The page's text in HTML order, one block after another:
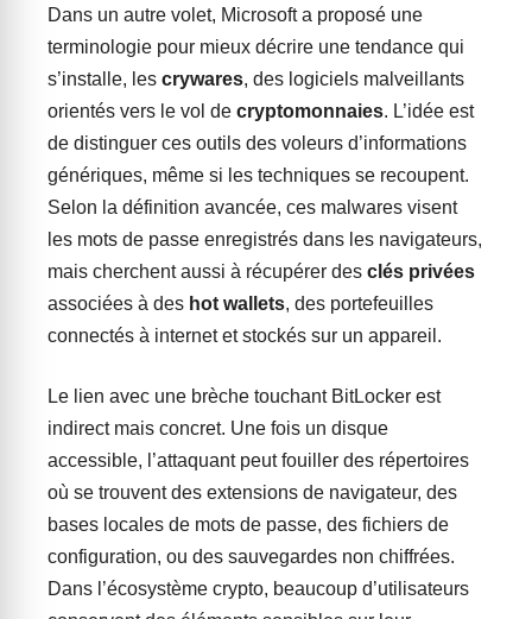
Dans un autre volet, Microsoft a proposé une
terminologie pour mieux décrire une tendance qui
s’installe, les crywares, des logiciels malveillants
orientés vers le vol de cryptomonnaies. L’idée est
de distinguer ces outils des voleurs d’informations
génériques, même si les techniques se recoupent.
Selon la définition avancée, ces malwares visent
les mots de passe enregistrés dans les navigateurs,
mais cherchent aussi à récupérer des clés privées
associées à des hot wallets, des portefeuilles
connectés à internet et stockés sur un appareil.
Le lien avec une brèche touchant BitLocker est
indirect mais concret. Une fois un disque
accessible, l’attaquant peut fouiller des répertoires
où se trouvent des extensions de navigateur, des
bases locales de mots de passe, des fichiers de
configuration, ou des sauvegardes non chiffrées.
Dans l’écosystème crypto, beaucoup d’utilisateurs